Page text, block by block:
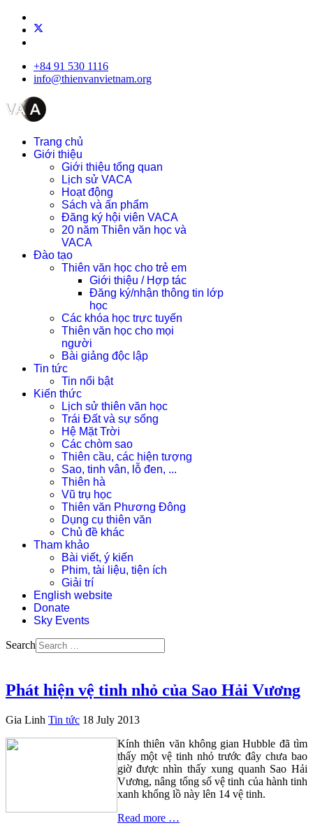
+84 91 530 1116
info@thienvanvietnam.org
Trang chủ
Giới thiệu
Giới thiệu tổng quan
Lịch sử VACA
Hoạt động
Sách và ấn phẩm
Đăng ký hội viên VACA
20 năm Thiên văn học và
VACA
Đào tạo
Thiên văn học cho trẻ em
Giới thiệu / Hợp tác
Đăng ký/nhận thông tin lớp
học
Các khóa học trực tuyến
Thiên văn học cho mọi
người
Bài giảng độc lập
Tin tức
Tin nổi bật
Kiến thức
Lịch sử thiên văn học
Trái Đất và sự sống
Hệ Mặt Trời
Các chòm sao
Thiên cầu, các hiện tượng
Sao, tinh vân, lỗ đen, ...
Thiên hà
Vũ trụ học
Thiên văn Phương Đông
Dụng cụ thiên văn
Chủ đề khác
Tham khảo
Bài viết, ý kiến
Phim, tài liệu, tiện ích
Giải trí
English website
Donate
Sky Events
Search
Phát hiện vệ tinh nhỏ của Sao Hải Vương
Gia Linh Tin tức 18 July 2013
Kính thiên văn không gian Hubble đã tìm
thấy một vệ tinh nhỏ trước đây chưa bao
giờ được nhìn thấy xung quanh Sao Hải
Vương, nâng tổng số vệ tinh của hành tinh
xanh khổng lồ này lên 14 vệ tinh.
Read more …